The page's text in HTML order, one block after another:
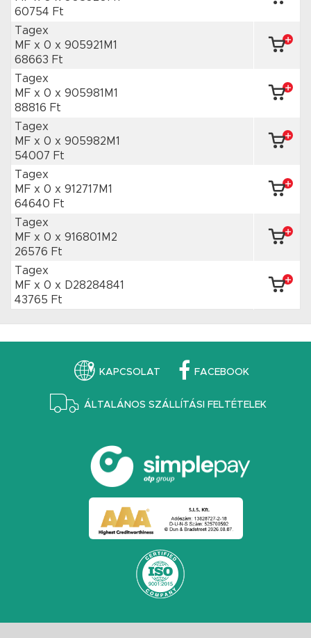
60754 Ft
Tagex
MF x 0 x 905921M1
68663 Ft
Tagex
MF x 0 x 905981M1
88816 Ft
Tagex
MF x 0 x 905982M1
54007 Ft
Tagex
MF x 0 x 912717M1
64640 Ft
Tagex
MF x 0 x 916801M2
26576 Ft
Tagex
MF x 0 x D28284841
43765 Ft
KAPCSOLAT FACEBOOK
ÁLTALÁNOS SZÁLLÍTÁSI FELTÉTELEK